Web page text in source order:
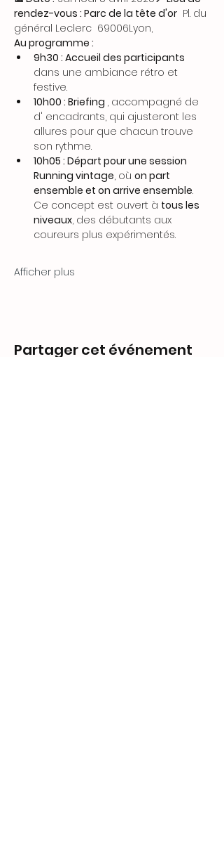
rendez-vous : Parc de la tête d'or
  Pl. du
général Leclerc  69006Lyon,
Au programme :
9h30 : Accueil des participants
dans une ambiance rétro et
festive.
10h00 : Briefing , accompagné de
d' encadrants, qui ajusteront les
allures pour que chacun trouve
son rythme.
10h05 : Départ pour une session
Running vintage, où on part
ensemble et on arrive ensemble.
Ce concept est ouvert à tous les
niveaux, des débutants aux
coureurs plus expérimentés.
Afficher plus
Partager cet événement